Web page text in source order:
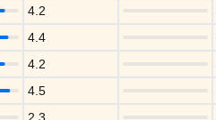
4.2
4.4
4.2
4.5